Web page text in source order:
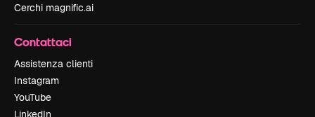
Cerchi magnific.ai
Contattaci
Assistenza clienti
Instagram
YouTube
LinkedIn